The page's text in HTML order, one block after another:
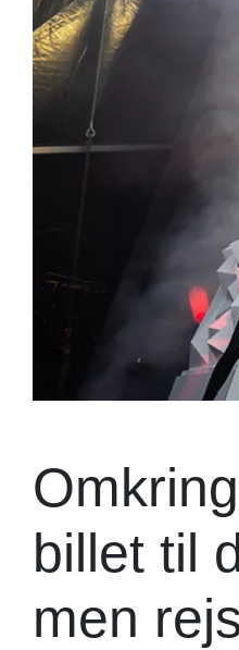
billet til
men